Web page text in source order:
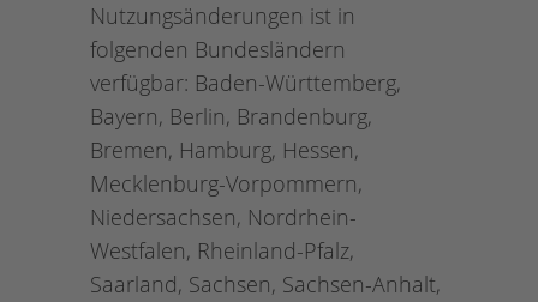
Nutzungsänderungen ist in
folgenden Bundesländern
verfügbar: Baden-Württemberg,
Bayern, Berlin, Brandenburg,
Bremen, Hamburg, Hessen,
Mecklenburg-Vorpommern,
Niedersachsen, Nordrhein-
Westfalen, Rheinland-Pfalz,
Saarland, Sachsen, Sachsen-Anhalt,